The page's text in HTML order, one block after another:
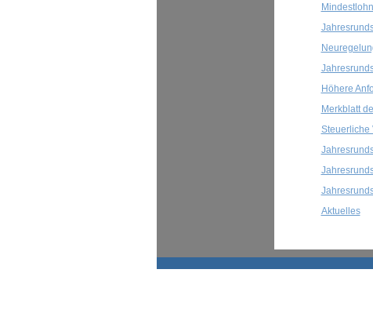
Höhere
Merkblatt
Steuerliche
Aktuelles